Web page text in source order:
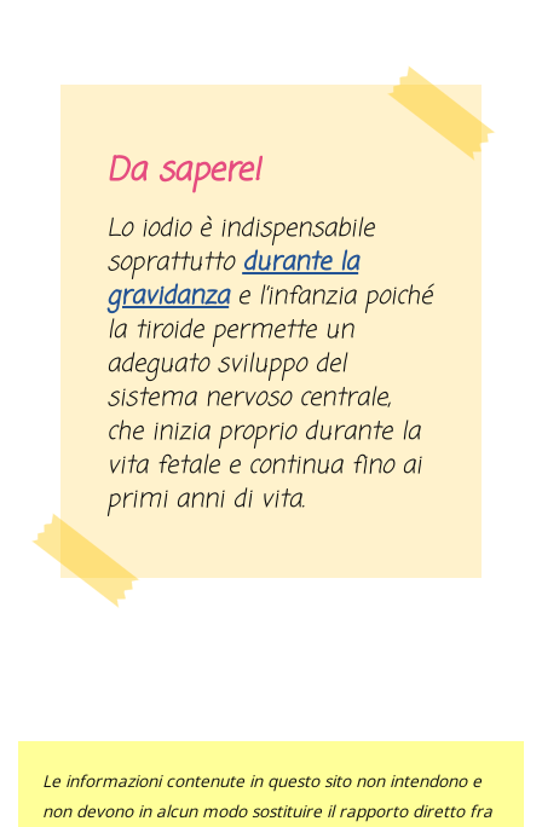
Da sapere!
Lo iodio è indispensabile
soprattuttodurante la
gravidanzae l’infanzia poiché
la tiroide permette un
adeguato sviluppo del
sistema nervoso centrale,
che inizia proprio durante la
vita fetale e continua fino ai
primi anni di vita.
Le informazioni contenute in questo sito non intendono e
non devono in alcun modo sostituire il rapporto diretto fra